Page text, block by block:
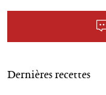
Dernières recettes
n
i